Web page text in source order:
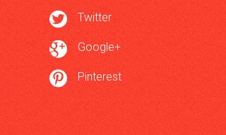
 Twitter
 Google+
 Pinterest